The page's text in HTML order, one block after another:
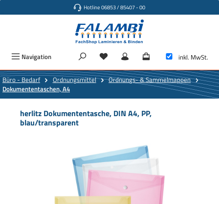
Hotline 06853 / 85407 - 00
Navigation inkl. MwSt.
Büro - Bedarf Ordnungsmittel
Ordnungs- & Sammelmappen
Dokumententaschen, A4
herlitz Dokumententasche, DIN A4, PP,
blau/transparent